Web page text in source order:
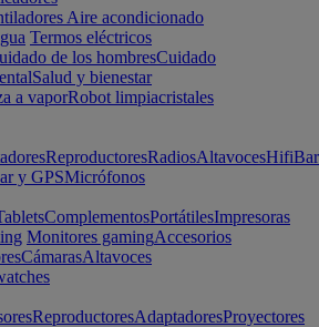
Aire acondicionado
Termos eléctricos
de los hombresCuidado
Salud y bienestar
a vaporRobot limpiacristales
ReproductoresRadiosAltavocesHifi
y GPSMicrófonos
ComplementosPortátilesImpresoras
Monitores gamingAccesorios
CámarasAltavoces
ReproductoresAdaptadoresProyectores